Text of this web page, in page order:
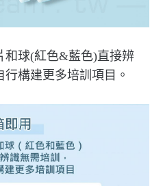
和球(紅色&藍色)直接辨
構建更多培訓項目。